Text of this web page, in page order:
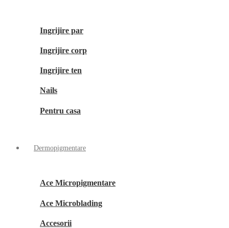
Ingrijire par
Ingrijire corp
Ingrijire ten
Nails
Pentru casa
Dermopigmentare
Ace Micropigmentare
Ace Microblading
Accesorii